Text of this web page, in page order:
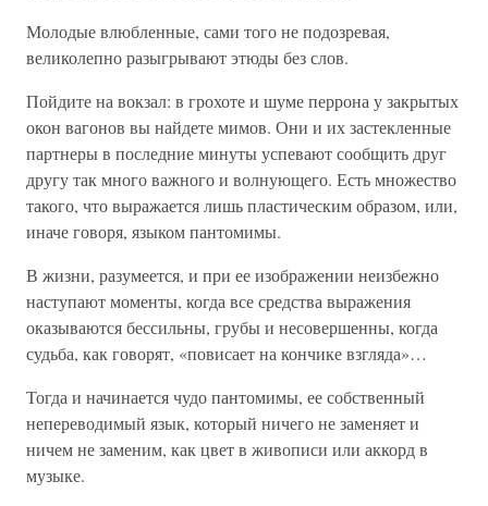
Молодые влюбленные, сами того не подозревая,
великолепно разыгрывают этюды без слов.
Пойдите на вокзал: в грохоте и шуме перрона у закрытых
окон вагонов вы найдете мимов. Они и их застекленные
партнеры в последние минуты успевают сообщить друг
другу так много важного и волнующего. Есть множество
такого, что выражается лишь пластическим образом, или,
иначе говоря, языком пантомимы.
В жизни, разумеется, и при ее изображении неизбежно
наступают моменты, когда все средства выражения
оказываются бессильны, грубы и несовершенны, когда
судьба, как говорят, «повисает на кончике взгляда»…
Тогда и начинается чудо пантомимы, ее собственный
непереводимый язык, который ничего не заменяет и
ничем не заменим, как цвет в живописи или аккорд в
музыке.